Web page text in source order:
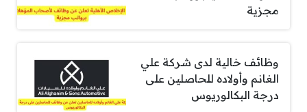
مجزية
وظائف خالية لدى شركة علي
الغانم وأولاده للحاصلين على
درجة البكالوريوس